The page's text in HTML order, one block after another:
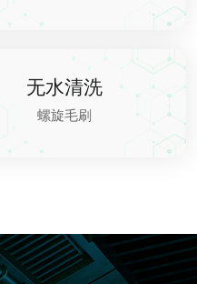
无水清洗
螺旋毛刷